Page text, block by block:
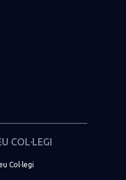
COL·LEGI
Col·legi